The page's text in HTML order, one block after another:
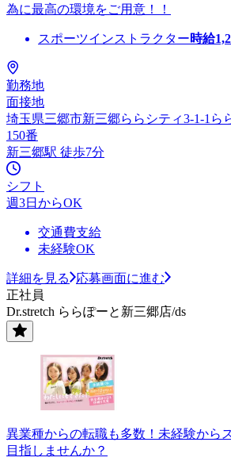
為に最高の環境をご用意！！
スポーツインストラクター時給
勤務地
面接地
埼玉県三郷市新三郷ららシティ3-1-1ら
150番
新三郷駅 徒歩7分
シフト
週3日からOK
交通費支給
未経験OK
詳細を見る
応募画面に進む
正社員
Dr.stretch ららぽーと新三郷店/ds
異業種からの転職も多数！未経験から
目指しませんか？